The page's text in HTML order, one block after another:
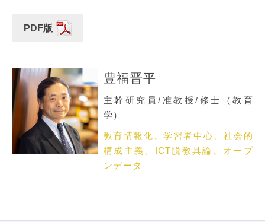
PDF版
豊福晋平
主幹研究員/准教授/修士（教育
学）
教育情報化、学習者中心、社会的
構成主義、ICT脱教具論、オープ
ンデータ